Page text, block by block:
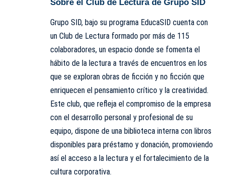
Sobre el Club de Lectura de Grupo SID
Grupo SID, bajo su programa EducaSID cuenta con
un Club de Lectura formado por más de 115
colaboradores, un espacio donde se fomenta el
hábito de la lectura a través de encuentros en los
que se exploran obras de ficción y no ficción que
enriquecen el pensamiento crítico y la creatividad.
Este club, que refleja el compromiso de la empresa
con el desarrollo personal y profesional de su
equipo, dispone de una biblioteca interna con libros
disponibles para préstamo y donación, promoviendo
así el acceso a la lectura y el fortalecimiento de la
cultura corporativa.